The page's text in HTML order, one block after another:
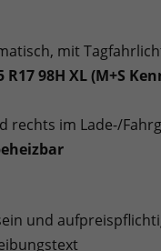
mit
98H XL (M+S
rechts im Lade-/
und